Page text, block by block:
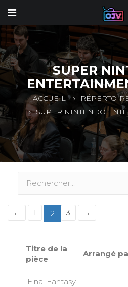
SUPER
ACCUEIL
SUPER NINTENDO
← 1 2 3 →
Titre de la
pièce
Arrangé
Final Fantasy